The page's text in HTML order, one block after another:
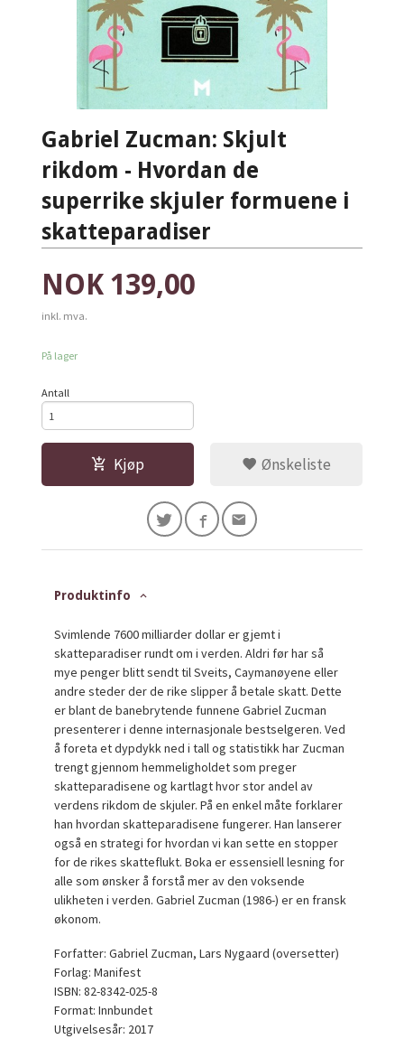
Gabriel Zucman: Skjult
rikdom - Hvordan de
superrike skjuler formuene i
skatteparadiser
Pris
NOK 139,00
inkl. mva.
På lager
Antall
Kjøp Ønskeliste
Produktinfo
Svimlende 7600 milliarder dollar er gjemt i
skatteparadiser rundt om i verden. Aldri før har så
mye penger blitt sendt til Sveits, Caymanøyene eller
andre steder der de rike slipper å betale skatt. Dette
er blant de banebrytende funnene Gabriel Zucman
presenterer i denne internasjonale bestselgeren. Ved
å foreta et dypdykk ned i tall og statistikk har Zucman
trengt gjennom hemmeligholdet som preger
skatteparadisene og kartlagt hvor stor andel av
verdens rikdom de skjuler. På en enkel måte forklarer
han hvordan skatteparadisene fungerer. Han lanserer
også en strategi for hvordan vi kan sette en stopper
for de rikes skatteflukt. Boka er essensiell lesning for
alle som ønsker å forstå mer av den voksende
ulikheten i verden. Gabriel Zucman (1986-) er en fransk
økonom.
Forfatter: Gabriel Zucman, Lars Nygaard (oversetter)
Forlag: Manifest
ISBN: 82-8342-025-8
Format: Innbundet
Utgivelsesår: 2017